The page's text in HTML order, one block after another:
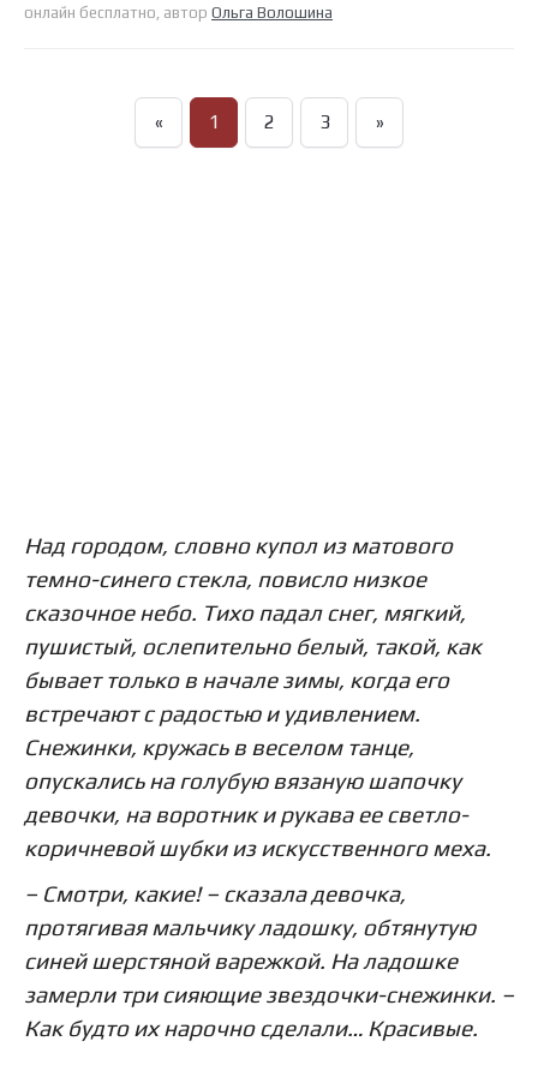
онлайн бесплатно, автор Ольга Волошина
« 1 2 3 »
Над городом, словно купол из матового
темно-синего стекла, повисло низкое
сказочное небо. Тихо падал снег, мягкий,
пушистый, ослепительно белый, такой, как
бывает только в начале зимы, когда его
встречают с радостью и удивлением.
Снежинки, кружась в веселом танце,
опускались на голубую вязаную шапочку
девочки, на воротник и рукава ее светло-
коричневой шубки из искусственного меха.
– Смотри, какие! – сказала девочка,
протягивая мальчику ладошку, обтянутую
синей шерстяной варежкой. На ладошке
замерли три сияющие звездочки-снежинки. –
Как будто их нарочно сделали… Красивые.